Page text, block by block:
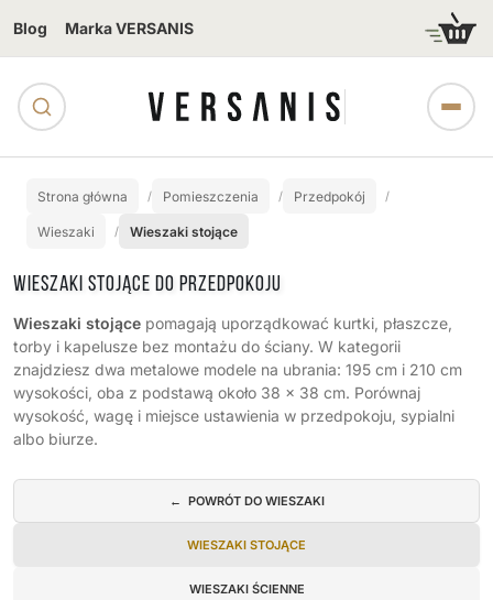
Blog Marka VERSANIS
Strona główna Pomieszczenia Przedpokój
Wieszaki Wieszaki stojące
WIESZAKI STOJĄCE DO PRZEDPOKOJU
Wieszaki stojące pomagają uporządkować kurtki, płaszcze,
torby i kapelusze bez montażu do ściany. W kategorii
znajdziesz dwa metalowe modele na ubrania: 195 cm i 210 cm
wysokości, oba z podstawą około 38 x 38 cm. Porównaj
wysokość, wagę i miejsce ustawienia w przedpokoju, sypialni
albo biurze.
← POWRÓT DO WIESZAKI
WIESZAKI STOJĄCE
WIESZAKI ŚCIENNE